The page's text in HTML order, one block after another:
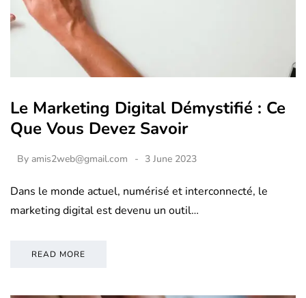
Le Marketing Digital Démystifié : Ce
Que Vous Devez Savoir
By amis2web@gmail.com 3 June 2023
Dans le monde actuel, numérisé et interconnecté, le
marketing digital est devenu un outil…
READ MORE